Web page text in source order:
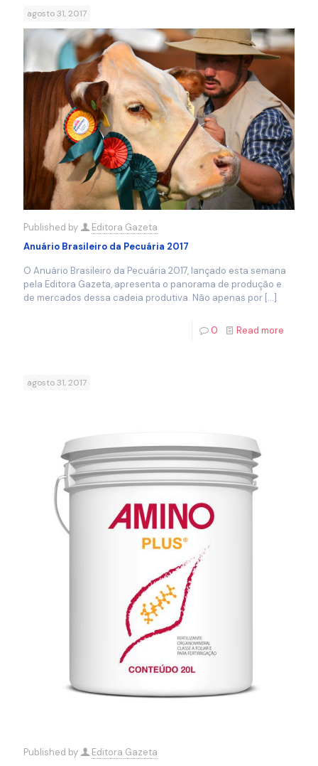
agosto 31, 2017
Published by
Editora Gazeta
Anuário Brasileiro da Pecuária 2017
O Anuário Brasileiro da Pecuária 2017, lançado esta semana
pela Editora Gazeta, apresenta o panorama de produção e
de mercados dessa cadeia produtiva. Não apenas por […]
0 Read more
agosto 31, 2017
Published by
Editora Gazeta